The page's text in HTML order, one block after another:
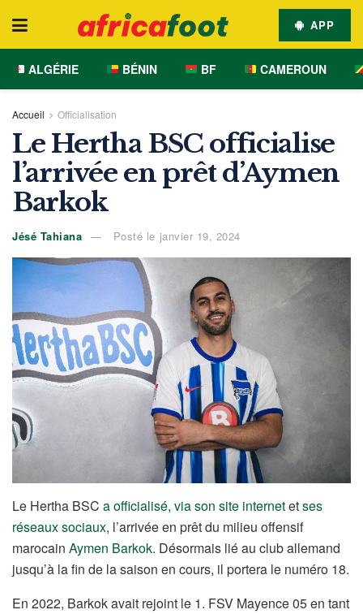
APP
ALGÉRIE BÉNIN BF CAMEROUN
Accueil Officialisation
Le Hertha BSC officialise
l’arrivée en prêt d’Aymen
Barkok
Jésé Tahiana Posté le janvier 19, 2024
Le Hertha BSC a officialisé, via son site internetetses
réseaux sociaux, l’arrivée en prêt du milieu offensif
marocain Aymen Barkok. Désormais lié au club allemand
jusqu’à la fin de la saison en cours, il portera le numéro 18.
En 2022, Barkok avait rejoint le 1. FSV Mayence 05 en tant